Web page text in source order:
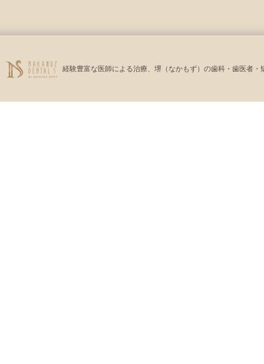
経験豊富な医師による治療、堺（なかもず）の歯科・歯医者